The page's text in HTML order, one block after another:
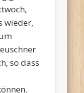
wieder,
so dass